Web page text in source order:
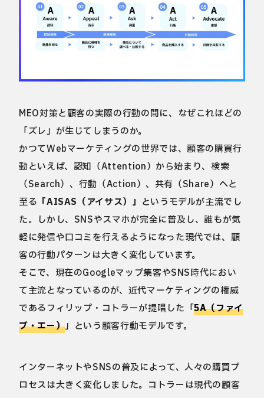
MEO対策と顧客の実際の行動の間に、なぜこれほどの
「ズレ」が生じてしまうのか。
かつてWebマーケティングの世界では、顧客の購買行
動といえば、認知（Attention）から始まり、検索
（Search）、行動（Action）、共有（Share）へと
至る 「AISAS（アイサス）」 というモデルが主流でし
た。しかし、SNSやスマホが完全に普及し、誰もが気
軽に発信や口コミを行えるようになった現代では、顧
客の行動パターンは大きく変化しています。
そこで、現在のGoogleマップ集客やSNS時代におい
て主流となっているのが、近代マーケティングの権威
であるフィリップ・コトラーが提唱した「5A（ファイ
ブ・エー）」という顧客行動モデルです。
インターネットやSNSの普及によって、人々の購買プ
ロセスは大きく変化しました。コトラーは現代の顧客